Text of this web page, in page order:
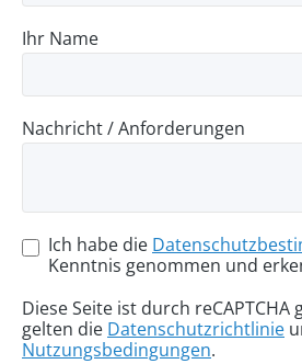
Ihr Name
Nachricht / Anforderungen
Ich habe die
Kenntnis genommen und
Diese Seite ist durch reCAPTCHA
gelten die Datenschutzrichtlinie
Nutzungsbedingungen.